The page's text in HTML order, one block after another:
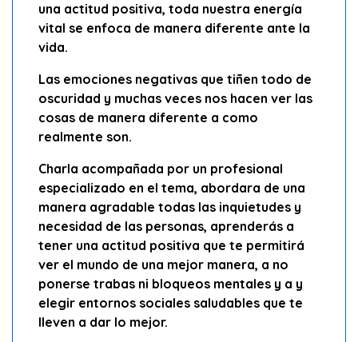
una actitud positiva, toda nuestra energía
vital se enfoca de manera diferente ante la
vida.
Las emociones negativas que tiñen todo de
oscuridad y muchas veces nos hacen ver las
cosas de manera diferente a como
realmente son.
Charla acompañada por un profesional
especializado en el tema, abordara de una
manera agradable todas las inquietudes y
necesidad de las personas, aprenderás a
tener una actitud positiva que te permitirá
ver el mundo de una mejor manera, a no
ponerse trabas ni bloqueos mentales y a y
elegir entornos sociales saludables que te
lleven a dar lo mejor.